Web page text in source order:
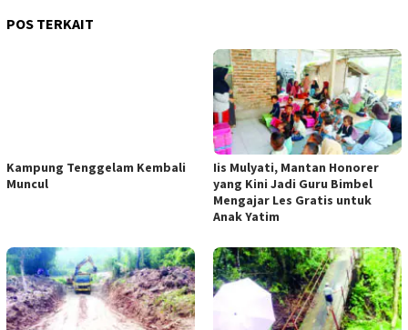
POS TERKAIT
Kampung Tenggelam Kembali
Muncul
Iis Mulyati, Mantan Honorer
yang Kini Jadi Guru Bimbel
Mengajar Les Gratis untuk
Anak Yatim